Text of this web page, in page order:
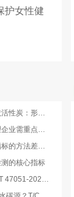
护女性健
蜂窝活性炭、颗粒活性炭与柱状活性炭：形态差异与检测重点对照
蜂窝活性炭检测指南：废气治理企业需重点关注的5项核心指标
活性炭强度检测：耐磨与抗压指标的方法差异及验收意义
的核心指标
再生炭出厂必检哪些项目？GB/T 47051-2026 再生活性炭检测清单这样列